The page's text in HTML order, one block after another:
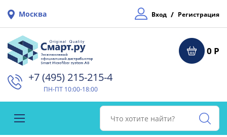
Москва Вход / Регистрация
0 Р
+7 (495) 215-215-4⁠
ПН-ПТ 10:00-18:00